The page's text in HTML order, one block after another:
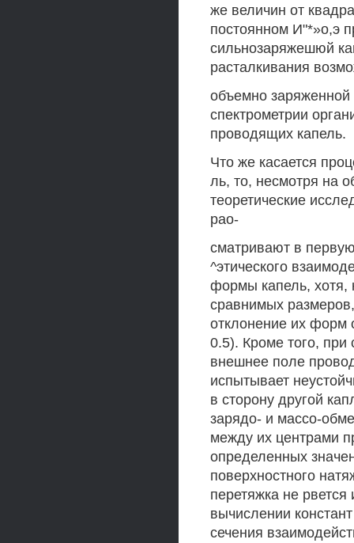
же величин от
постоянном И"*»о,э
сильнозаряжешюй
расталкивания
объемно заряженной
спектрометрии
проводящих капель.
Что же касается
ль, то, несмотря на
теоретические
рао-
сматривают в
^этического
формы капель, хотя,
сравнимых
отклонение их форм
0.5). Кроме того,
внешнее поле
испытывает
в сторону другой
зарядо- и массо-
между их центрами
определенных
поверхностного
перетяжка не
вычислении
сечения